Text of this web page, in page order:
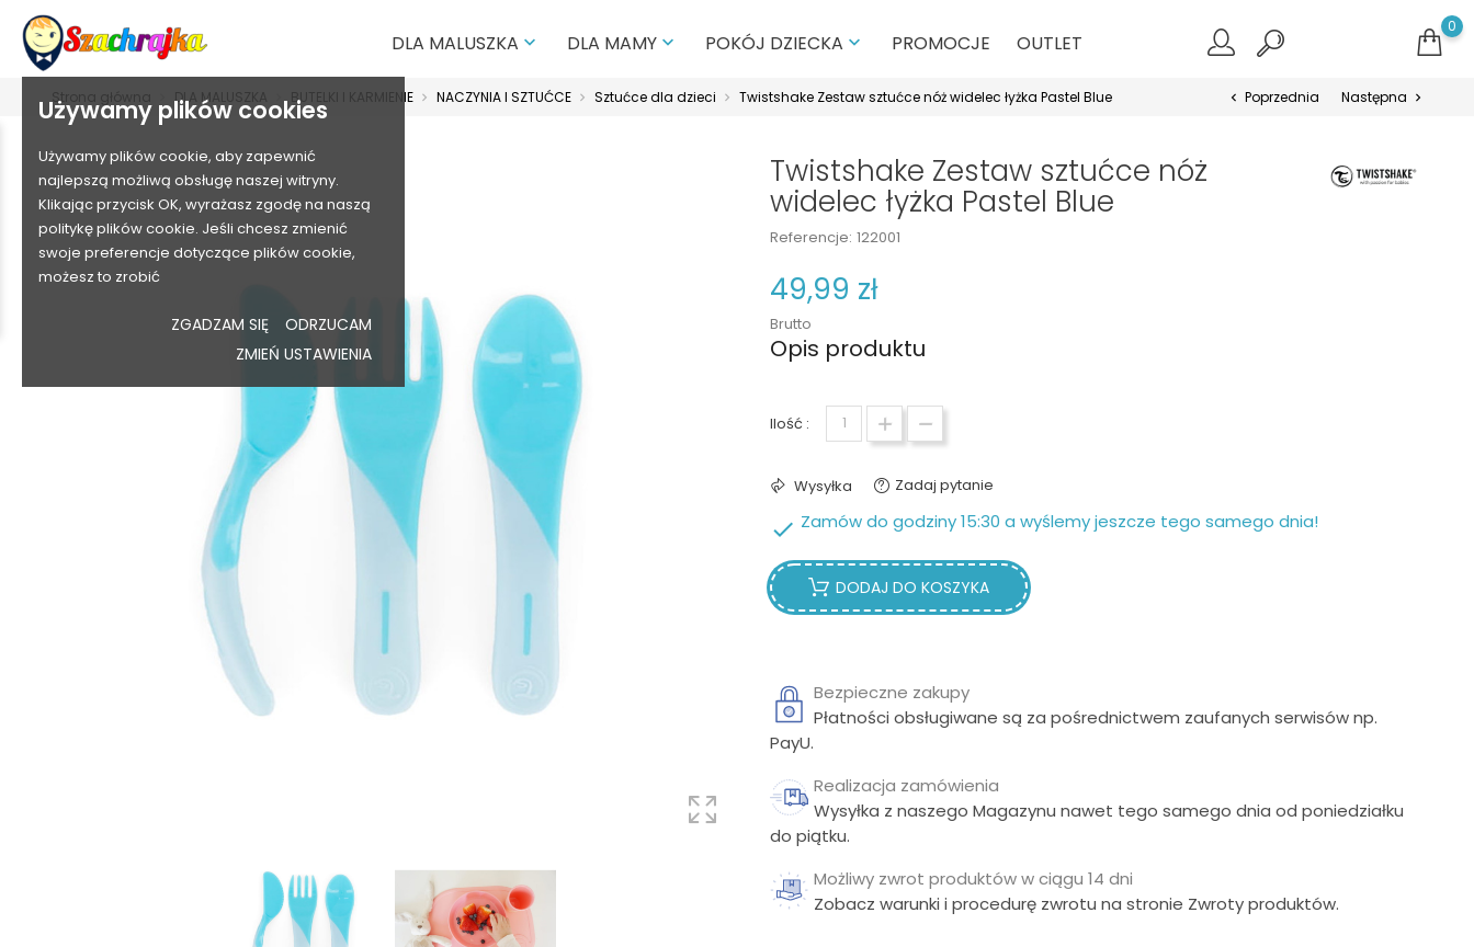
Używamy plików cookies
Używamy plików cookie, aby zapewnić
najlepszą możliwą obsługę naszej witryny.
Klikając przycisk OK, wyrażasz zgodę na naszą
politykę plików cookie. Jeśli chcesz zmienić
swoje preferencje dotyczące plików cookie,
możesz to zrobić
ZGADZAM SIĘ
ODRZUCAM
ZMIEŃ USTAWIENIA
0
DLA MALUSZKA  DLA MAMY  POKÓJ DZIECKA  PROMOCJE OUTLET
Strona główna DLA MALUSZKA BUTELKI I KARMIENIE NACZYNIA I SZTUĆCE Sztućce dla dzieci Twistshake Zestaw sztućce nóż widelec łyżka Pastel Blue chevron_left Poprzednia Następna chevron_right
Twistshake Zestaw sztućce nóż
widelec łyżka Pastel Blue
Referencje: 122001
49,99 zł
Brutto
Opis produktu
Ilość :
Wysyłka Zadaj pytanie
 Zamów do godziny 15:30 a wyślemy jeszcze tego samego dnia!
DODAJ DO KOSZYKA
Bezpieczne zakupy
Płatności obsługiwane są za pośrednictwem zaufanych serwisów np.
PayU.
Realizacja zamówienia
Wysyłka z naszego Magazynu nawet tego samego dnia od poniedziałku
do piątku.
Możliwy zwrot produktów w ciągu 14 dni
Zobacz warunki i procedurę zwrotu na stronie Zwroty produktów.